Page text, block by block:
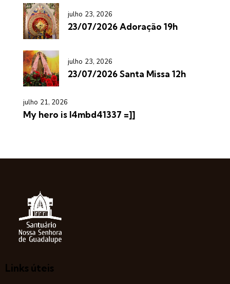
julho 23, 2026
23/07/2026 Adoração 19h
julho 23, 2026
23/07/2026 Santa Missa 12h
julho 21, 2026
My hero is l4mbd41337 =]]
Links úteis